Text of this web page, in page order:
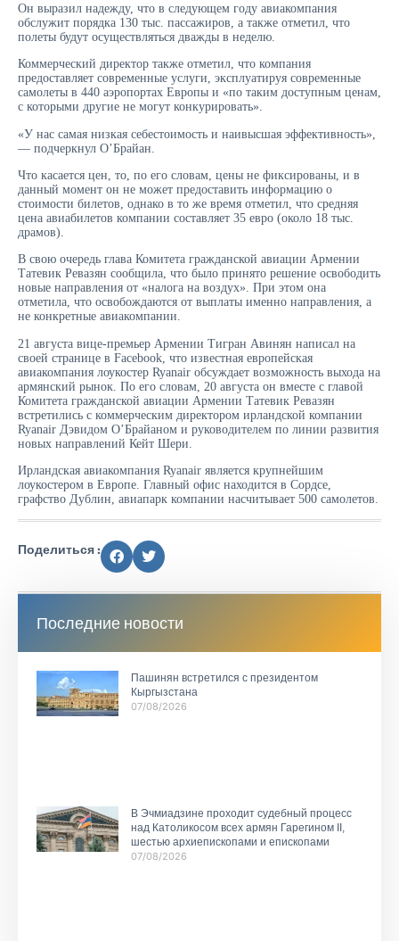
Он выразил надежду, что в следующем году авиакомпания
обслужит порядка 130 тыс. пассажиров, а также отметил, что
полеты будут осуществляться дважды в неделю.
Коммерческий директор также отметил, что компания
предоставляет современные услуги, эксплуатируя современные
самолеты в 440 аэропортах Европы и «по таким доступным ценам,
с которыми другие не могут конкурировать».
«У нас самая низкая себестоимость и наивысшая эффективность»,
— подчеркнул О’Брайан.
Что касается цен, то, по его словам, цены не фиксированы, и в
данный момент он не может предоставить информацию о
стоимости билетов, однако в то же время отметил, что средняя
цена авиабилетов компании составляет 35 евро (около 18 тыс.
драмов).
В свою очередь глава Комитета гражданской авиации Армении
Татевик Ревазян сообщила, что было принято решение освободить
новые направления от «налога на воздух». При этом она
отметила, что освобождаются от выплаты именно направления, а
не конкретные авиакомпании.
21 августа вице-премьер Армении Тигран Авинян написал на
своей странице в Facebook, что известная европейская
авиакомпания лоукостер Ryanair обсуждает возможность выхода на
армянский рынок. По его словам, 20 августа он вместе с главой
Комитета гражданской авиации Армении Татевик Ревазян
встретились с коммерческим директором ирландской компании
Ryanair Дэвидом О’Брайаном и руководителем по линии развития
новых направлений Кейт Шери.
Ирландская авиакомпания Ryanair является крупнейшим
лоукостером в Европе. Главный офис находится в Сордсе,
графство Дублин, авиапарк компании насчитывает 500 самолетов.
Поделиться :
Последние новости
Пашинян встретился с президентом
Кыргызстана
07/08/2026
В Эчмиадзине проходит судебный процесс
над Католикосом всех армян Гарегином II,
шестью архиепископами и епископами
07/08/2026